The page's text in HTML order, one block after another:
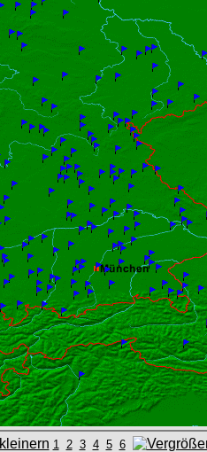
1 2 3 4 5 6